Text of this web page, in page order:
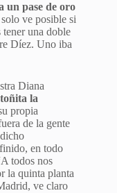
un pase de oro
ve posible si
una doble
Díez. Uno iba
Diana
la
propia
de la gente
en todo
todos nos
la quinta planta
ve claro